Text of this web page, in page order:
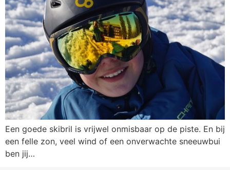
Een goede skibril is vrijwel onmisbaar op de piste. En bij
een felle zon, veel wind of een onverwachte sneeuwbui
ben jij…